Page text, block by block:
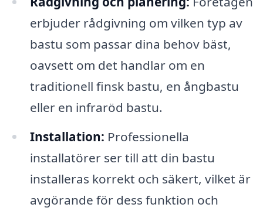
erbjuder rådgivning om vilken typ av
bastu som passar dina behov bäst,
oavsett om det handlar om en
traditionell finsk bastu, en ångbastu
eller en infraröd bastu.
Installation: Professionella
installatörer ser till att din bastu
installeras korrekt och säkert, vilket är
avgörande för dess funktion och